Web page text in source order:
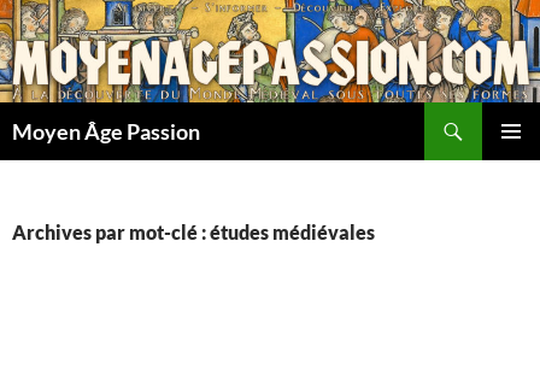
Aller
au
contenu
Moyen Âge Passion
Archives par mot-clé : études médiévales